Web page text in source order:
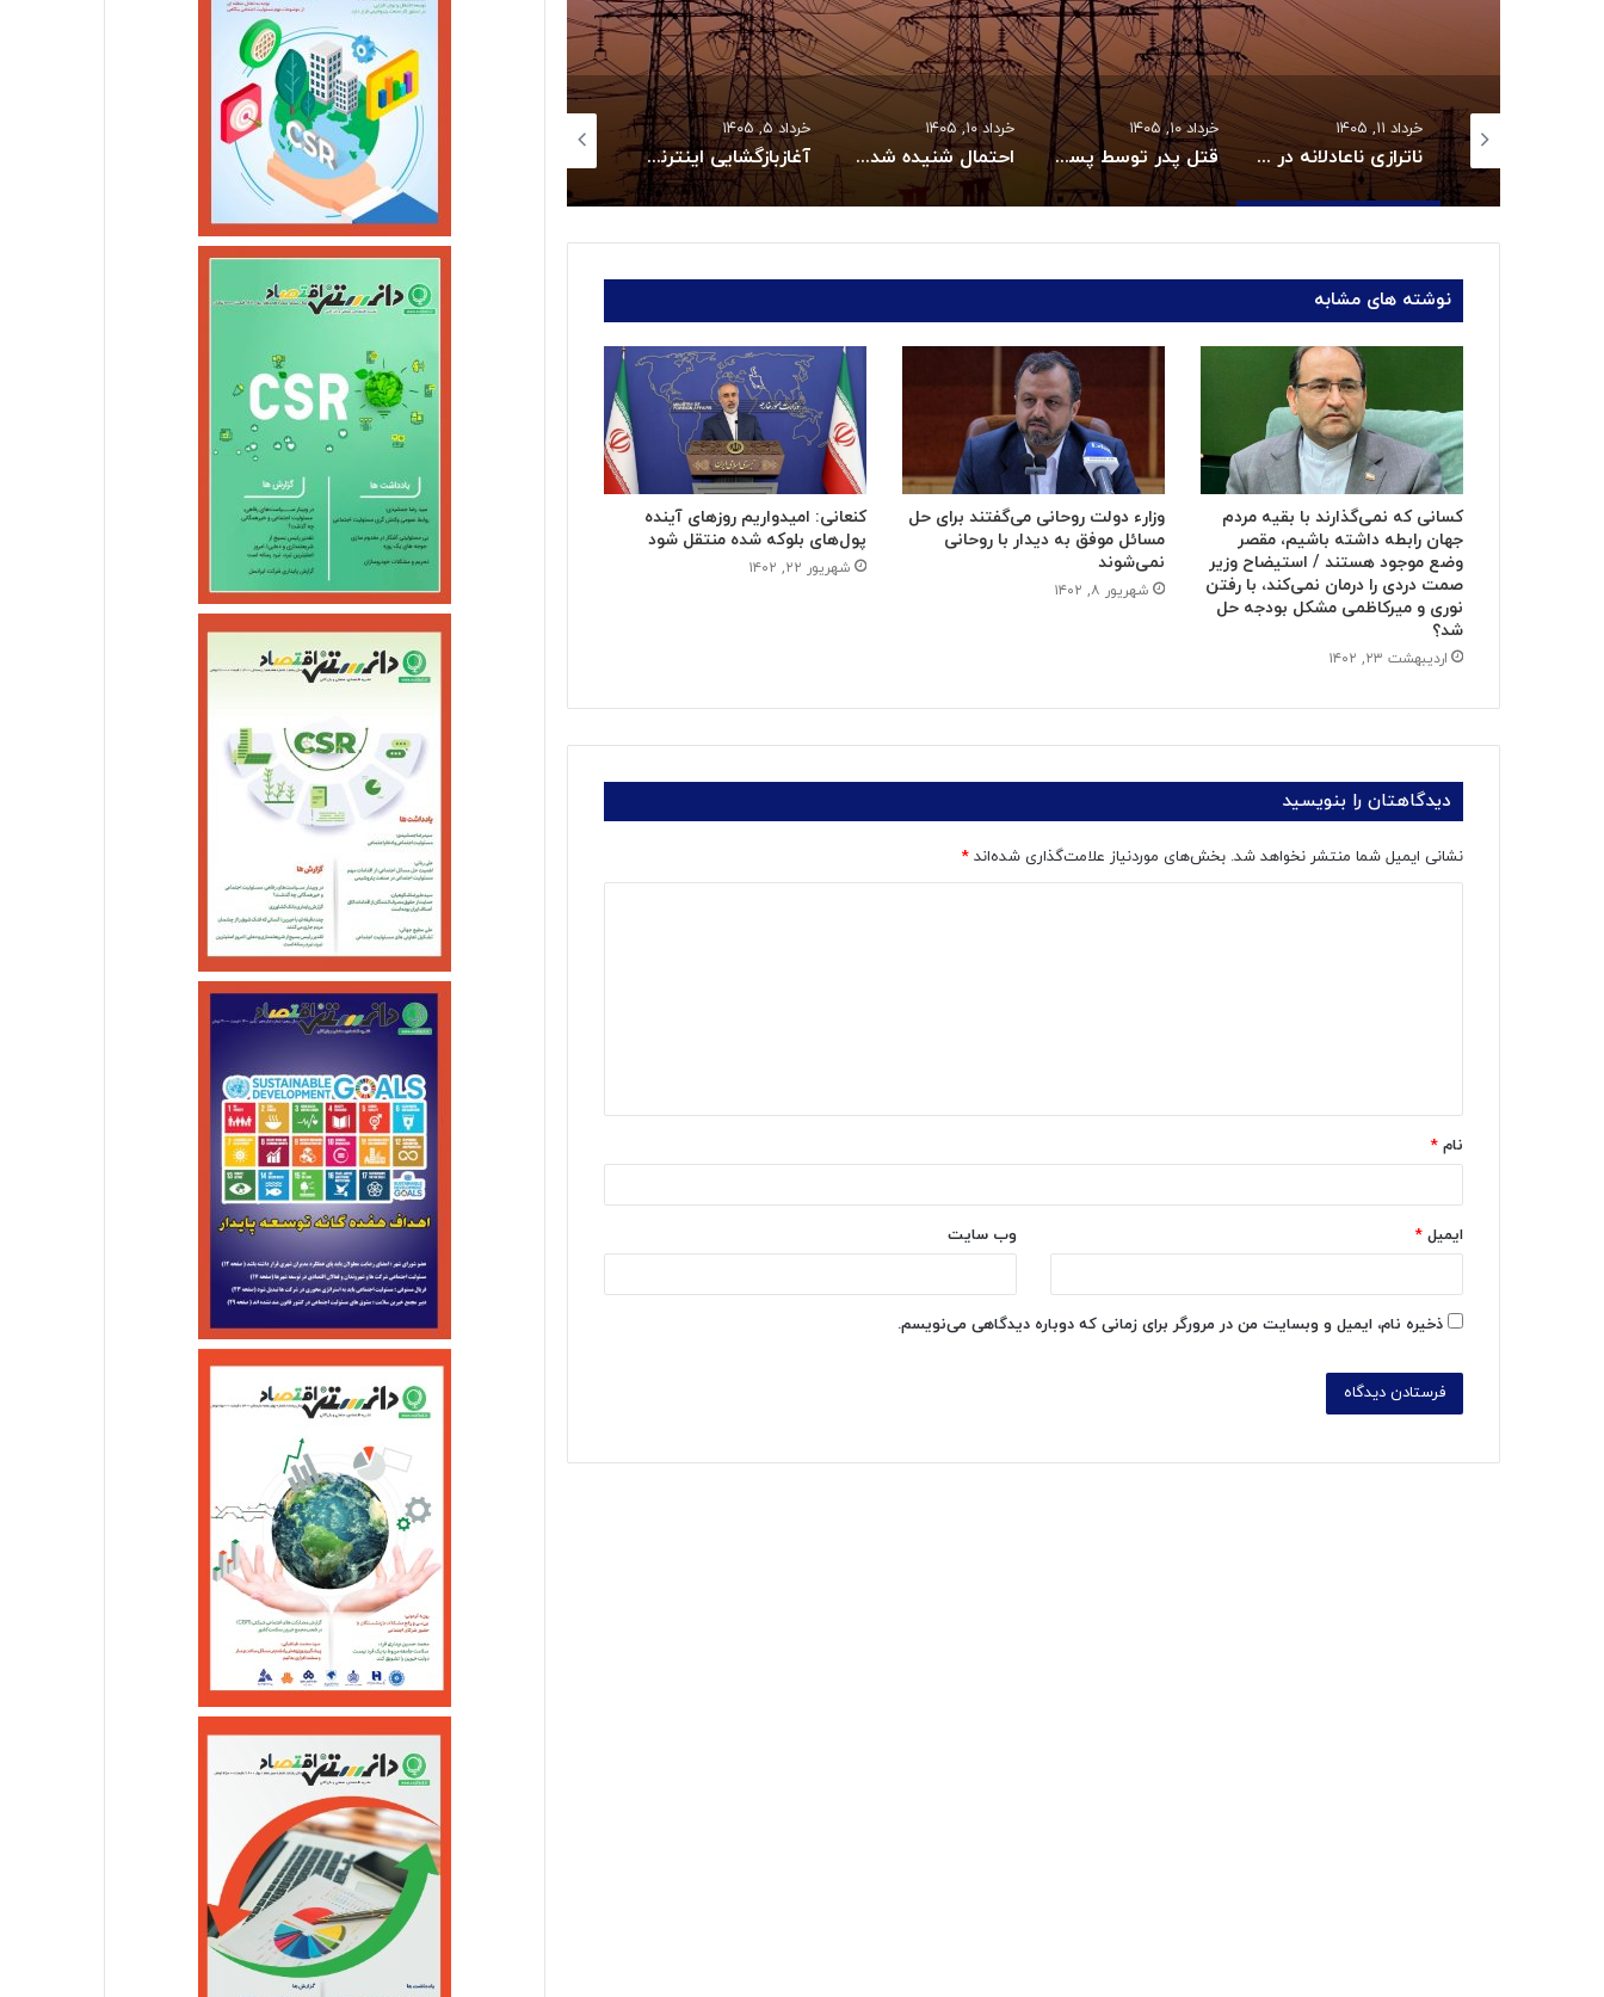
جزئیات واریز کالابرگ خردادماه:
خرداد ۱۱, ۱۴۰۵
ناترازی ناعادلانه در مصرف برق بخش خانگی
خرداد ۱۰, ۱۴۰۵
قتل پدر توسط پسر نوجوان به خاطر بیکاری
خرداد ۱۰, ۱۴۰۵
احتمال شنیده شدن صدای انفجار کنترل شده در یزد
خرداد ۵, ۱۴۰۵
آغازبازگشایی اینترنت ثابت درکشور
خرداد ۴, ۱۴۰۵ اردیبهشت ۲۹, ۱۴۰۵
بانک زمان؛ سرمایه‌گذاری با واحد «مهارت» به جای «پول»
نوشته های مشابه
کسانی که نمی‌گذارند با بقیه مردم
جهان رابطه داشته باشیم، مقصر
وضع موجود هستند / استیضاح وزیر
صمت دردی را درمان نمی‌کند، با رفتن
نوری و میرکاظمی مشکل بودجه حل
شد؟
اردیبهشت ۲۳, ۱۴۰۲
وزارء دولت روحانی می‌گفتند برای حل
مسائل موفق به دیدار با روحانی
نمی‌شوند
شهریور ۸, ۱۴۰۲
کنعانی: امیدواریم روزهای آینده
پول‌های بلوکه شده منتقل شود
شهریور ۲۲, ۱۴۰۲
دیدگاهتان را بنویسید
نشانی ایمیل شما منتشر نخواهد شد. بخش‌های موردنیاز علامت‌گذاری شده‌اند *
*
نام *
ایمیل * وب‌ سایت
ذخیره نام، ایمیل و وبسایت من در مرورگر برای زمانی که دوباره دیدگاهی می‌نویسم.